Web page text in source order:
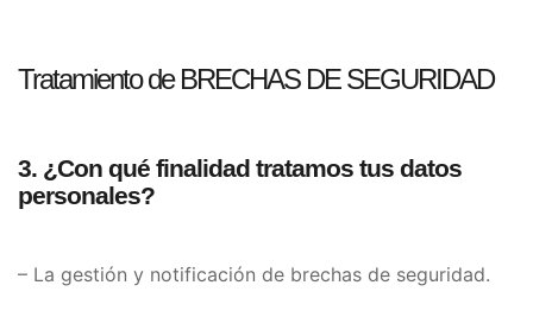
Tratamiento de BRECHAS DE SEGURIDAD
3. ¿Con qué finalidad tratamos tus datos
personales?
– La gestión y notificación de brechas de seguridad.